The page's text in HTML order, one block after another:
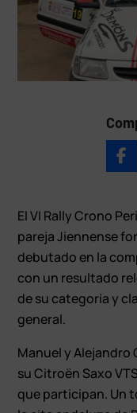
El VI Rally Crono
pareja Jiennense
debutado en la
con un resultado
de su categoría y
general.
Manuel y Alejandro
su Citroën Saxo
que participan. Un